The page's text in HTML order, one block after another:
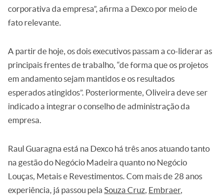
corporativa da empresa”, afirma a Dexco por meio de
fato relevante.
A partir de hoje, os dois executivos passam a co-liderar as
principais frentes de trabalho, “de forma que os projetos
em andamento sejam mantidos e os resultados
esperados atingidos”. Posteriormente, Oliveira deve ser
indicado a integrar o conselho de administração da
empresa.
Raul Guaragna está na Dexco há três anos atuando tanto
na gestão do Negócio Madeira quanto no Negócio
Louças, Metais e Revestimentos. Com mais de 28 anos
experiência, já passou pela Souza Cruz Embraer,